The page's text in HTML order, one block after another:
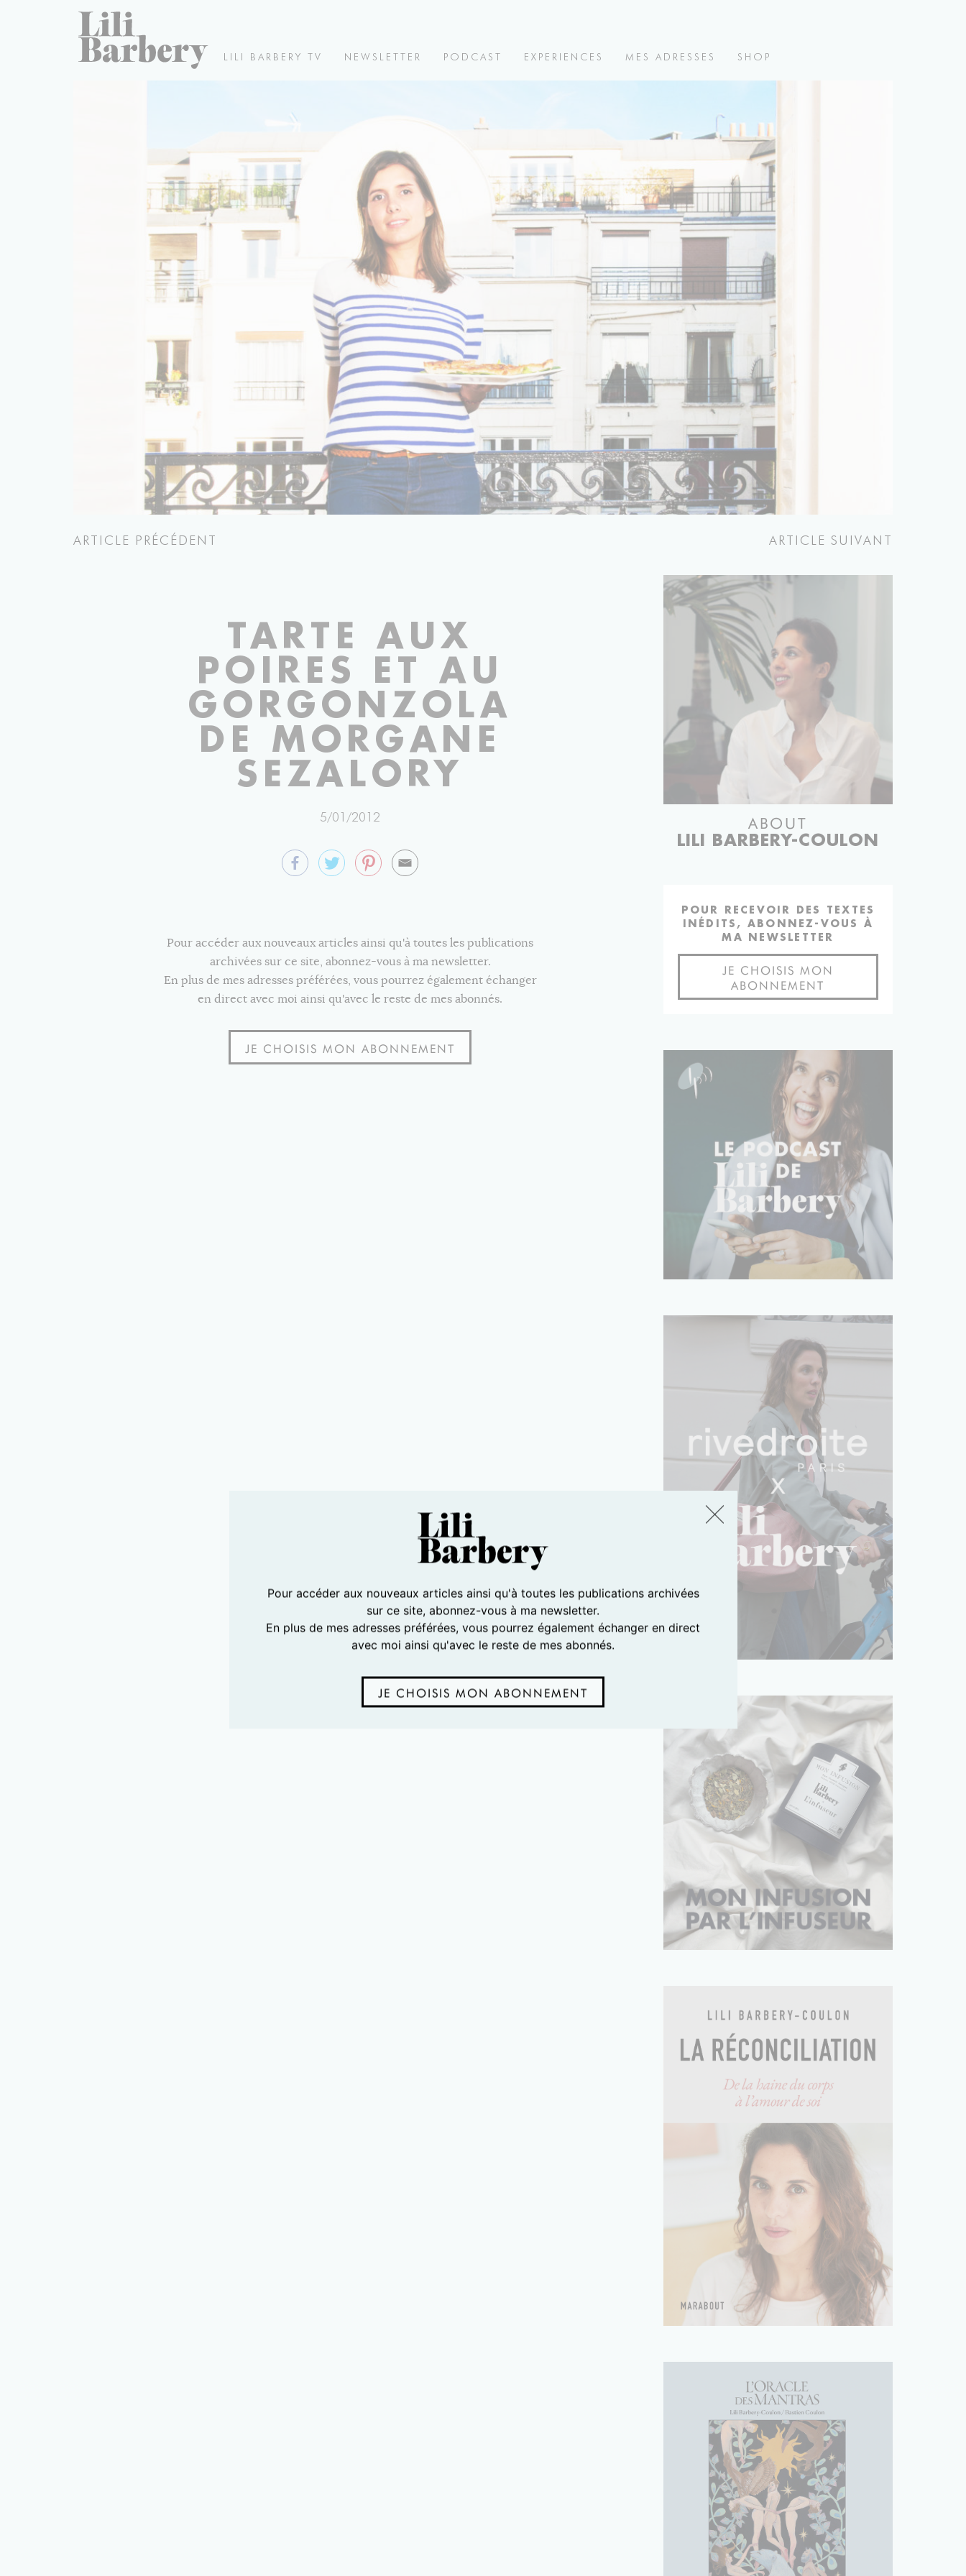
LILI BARBERY TV NEWSLETTER PODCAST EXPERIENCES MES ADRESSES SHOP
ARTICLE PRÉCÉDENT ARTICLE SUIVANT
TARTE AUX
POIRES ET AU
GORGONZOLA
DE MORGANE
SEZALORY
5/01/2012
Pour accéder aux nouveaux articles ainsi qu'à toutes les publications
archivées sur ce site, abonnez-vous à ma newsletter.
En plus de mes adresses préférées, vous pourrez également échanger
en direct avec moi ainsi qu'avec le reste de mes abonnés.
JE CHOISIS MON ABONNEMENT
Pour accéder aux nouveaux articles ainsi qu'à toutes les publications archivées
sur ce site, abonnez-vous à ma newsletter.
En plus de mes adresses préférées, vous pourrez également échanger en direct
avec moi ainsi qu'avec le reste de mes abonnés.
JE CHOISIS MON ABONNEMENT
ABOUT
LILI BARBERY-COULON
POUR RECEVOIR DES TEXTES
INÉDITS, ABONNEZ-VOUS À
MA NEWSLETTER
JE CHOISIS MON
ABONNEMENT